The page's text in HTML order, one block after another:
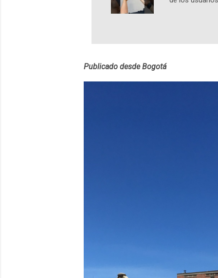
al Moto G24
una
Publicado desde Bogotá